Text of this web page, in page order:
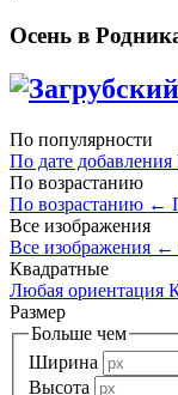
Осень в
По популярности
По дате добавления
По возрастанию
По возрастанию ←
Все изображения
Все изображения ←
Квадратные
Любая ориентация
Размер
Больше чем
Ширина
Высота